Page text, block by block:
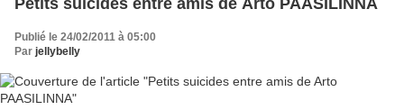
Petits suicides entre amis de Arto PAASILINNA
Publié le 24/02/2011 à 05:00
Par jellybelly